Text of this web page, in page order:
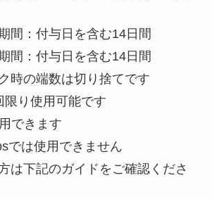
間：付与日を含む14日間
間：付与日を含む14日間
時の端数は切り捨てです
り使用可能です
できます
では使用できません
は下記のガイドをご確認くださ